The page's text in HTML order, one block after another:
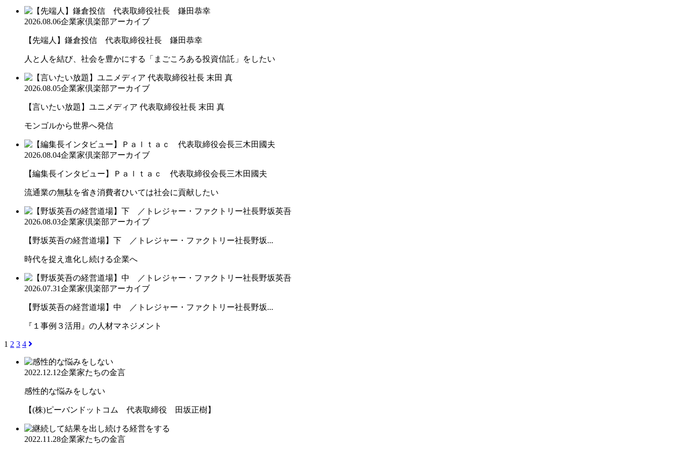
2026.08.06企業家倶楽部アーカイブ
【先端人】鎌倉投信 代表取締役社長 鎌田恭幸
人と人を結び、社会を豊かにする「まごころある投資信託」をしたい
2026.08.05企業家倶楽部アーカイブ
【言いたい放題】ユニメディア 代表取締役社長 末田 真
モンゴルから世界へ発信
2026.08.04企業家倶楽部アーカイブ
【編集長インタビュー】Ｐａｌｔａｃ 代表取締役会長三木田國夫
流通業の無駄を省き消費者ひいては社会に貢献したい
2026.08.03企業家倶楽部アーカイブ
【野坂英吾の経営道場】下 ／トレジャー・ファクトリー社長野坂...
時代を捉え進化し続ける企業へ
2026.07.31企業家倶楽部アーカイブ
【野坂英吾の経営道場】中 ／トレジャー・ファクトリー社長野坂...
『１事例３活用』の人材マネジメント
1 2 3 4
2022.12.12企業家たちの金言
感性的な悩みをしない
【(株)ピーバンドットコム 代表取締役 田坂正樹】
2022.11.28企業家たちの金言